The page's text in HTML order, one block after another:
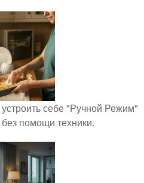
себе "Ручной Режим"
помощи техники.